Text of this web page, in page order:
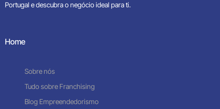
Portugal e descubra o negócio ideal para ti.
Home
Sobre nós
Tudo sobre Franchising
Blog Empreendedorismo